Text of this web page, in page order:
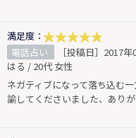
満足度：
電話占い
［投稿日］2017
はる / 20代 女性
ネガティブになって落ち込む
諭してくださいました、ありが